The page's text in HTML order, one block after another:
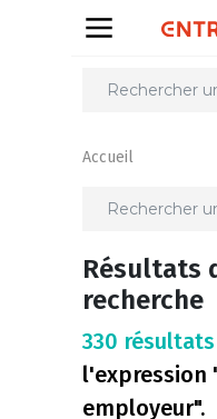
Accueil
Résultats
recherche
330
l'expression
employeur".